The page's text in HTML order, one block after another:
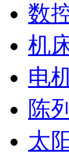
数
机
电
陈
太